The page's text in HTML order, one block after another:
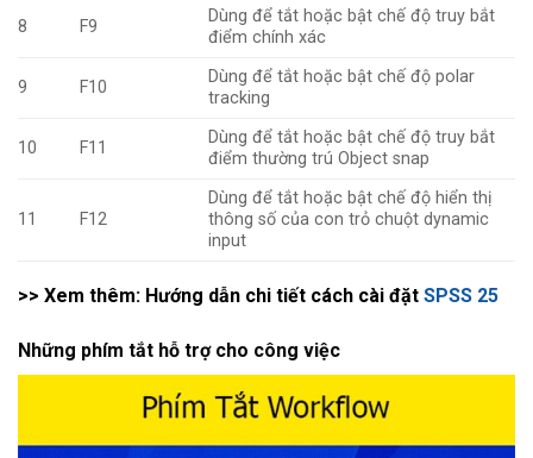
8 F9
Dùng để tắt hoặc bật chế độ truy bắt
điểm chính xác
9 F10
Dùng để tắt hoặc bật chế độ polar
tracking
10 F11
Dùng để tắt hoặc bật chế độ truy bắt
điểm thường trú Object snap
11 F12
Dùng để tắt hoặc bật chế độ hiển thị
thông số của con trỏ chuột dynamic
input
>> Xem thêm: Hướng dẫn chi tiết cách cài đặt SPSS 25
Những phím tắt hỗ trợ cho công việc